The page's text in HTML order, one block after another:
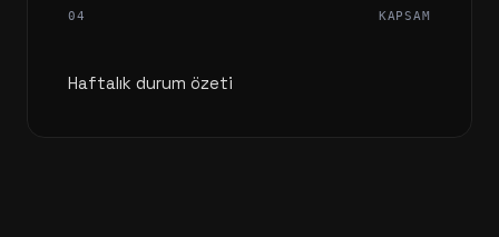
04 KAPSAM
Haftalık durum özeti